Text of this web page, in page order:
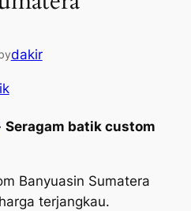
dakir
Seragam batik custom
Banyuasin Sumatera
terjangkau.